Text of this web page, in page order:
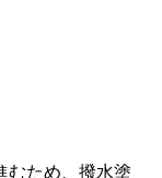
むため、撥水塗